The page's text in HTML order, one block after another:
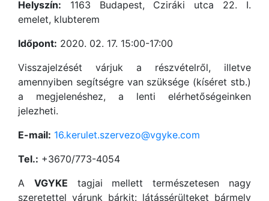
Helyszín: 1163 Budapest, Cziráki utca 22. I.
emelet, klubterem
Időpont: 2020. 02. 17. 15:00-17:00
Visszajelzését várjuk a részvételről, illetve
amennyiben segítségre van szüksége (kíséret stb.)
a megjelenéshez, a lenti elérhetőségeinken
jelezheti.
E-mail: 16.kerulet.szervezo@vgyke.com
Tel.: +3670/773-4054
A VGYKE tagjai mellett természetesen nagy
szeretettel várunk bárkit: látássérülteket bármely